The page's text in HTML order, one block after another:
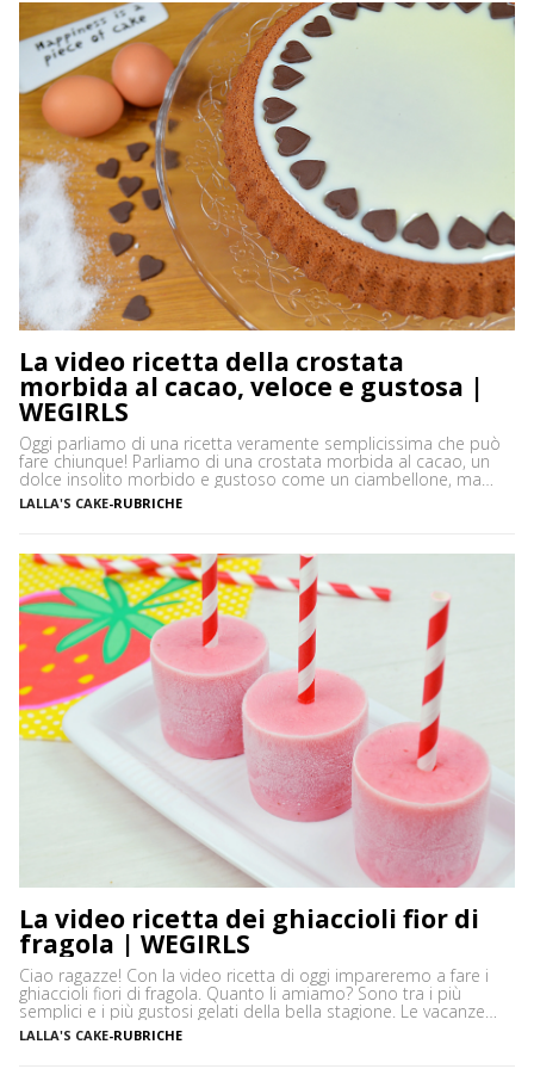
La video ricetta della crostata
morbida al cacao, veloce e gustosa |
WEGIRLS
Oggi parliamo di una ricetta veramente semplicissima che può
fare chiunque! Parliamo di una crostata morbida al cacao, un
dolce insolito morbido e gustoso come un ciambellone, ma
sopratutto versatile e semplice da preparare. Ecco il segreto del
successo della crostata morbida, che qui vi propongo nella
condensato. […]
LALLA'S CAKE-RUBRICHE
La video ricetta dei ghiaccioli fior di
fragola | WEGIRLS
Ciao ragazze! Con la video ricetta di oggi impareremo a fare i
ghiaccioli fiori di fragola. Quanto li amiamo? Sono tra i più
semplici e i più gustosi gelati della bella stagione. Le vacanze
ormai sono sempre più vicine, e con loro si avvicina anche il
desiderio di un dolce sano e fresco da avere […]
LALLA'S CAKE-RUBRICHE